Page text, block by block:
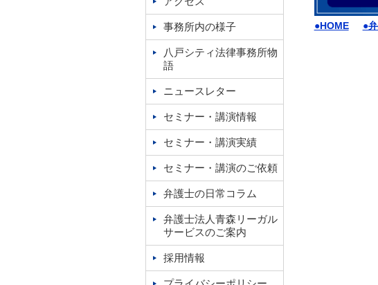
●HOME ●
事務所内の様子
八戸シティ法律事務所物
語
ニュースレター
セミナー・講演情報
セミナー・講演実績
セミナー・講演のご依頼
弁護士の日常コラム
弁護士法人青森リーガル
サービスのご案内
採用情報